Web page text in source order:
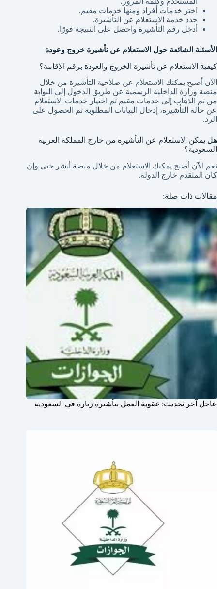
اختر خدمات أفراد ومنها خدمات مقيم.
حدد خدمة الاستعلام عن التأشيرة.
أدخل رقم التأشيرة واحصل على النتيجة فورًا.
الأسئلة الشائعة حول الاستعلام عن تأشيرة خروج وعودة
كيفية الاستعلام عن تأشيرة الخروج والعودة برقم الإقامة؟
الآن أصبح يمكنك الاستعلام عن صلاحية التأشيرة من خلال
منصة وزارة الداخلية الرسمية عن طريق الدخول إلى البوابة
من ثم الذهاب إلى خدمات مقيم ثم اختيار خدمات الاستعلام
عن حالة التأشيرة، إدخال البيانات المطلوبة ثم الحصول على
الرد.
هل يمكن الاستعلام عن التأشيرة من خارج المملكة العربية
السعودية؟
نعم الآن أصبح يمكنك الاستعلام من خلال منصة أبشر حتى وإن
كان المتقدم خارج الدولة.
مقالات ذات صلة:
عاجل آخر تحديث: عقوبة العمل بتأشيرة زيارة في السعودية